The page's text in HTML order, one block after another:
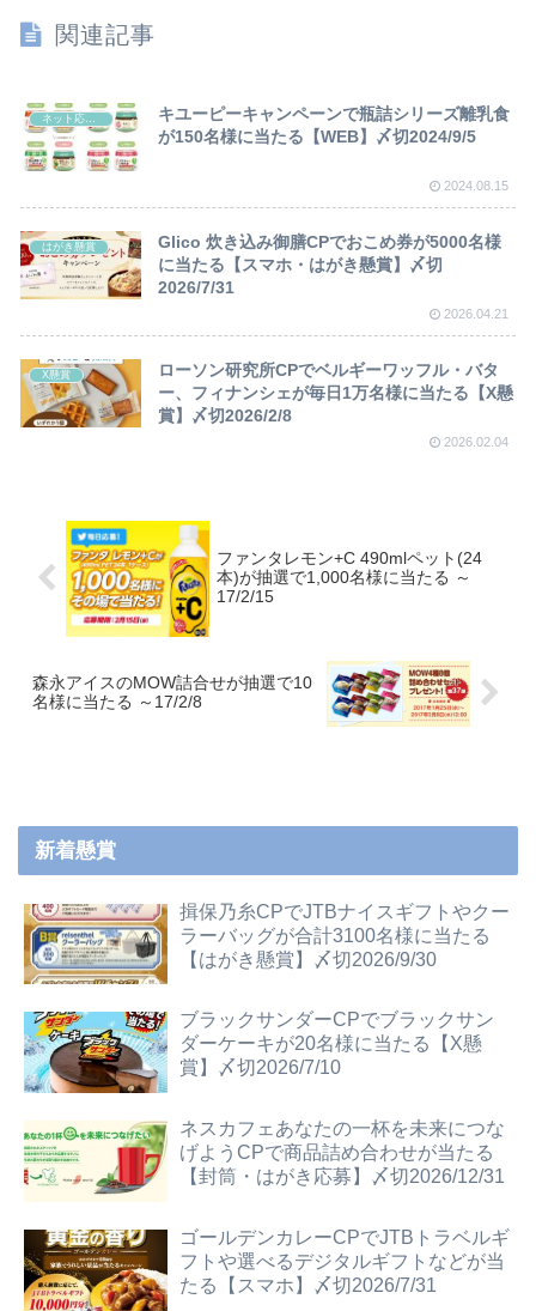
関連記事
ネット応募懸賞
キユーピーキャンペーンで瓶詰シリーズ離乳食
が150名様に当たる【WEB】〆切2024/9/5
2024.08.15
はがき懸賞
Glico 炊き込み御膳CPでおこめ券が5000名様
に当たる【スマホ・はがき懸賞】〆切
2026/7/31
2026.04.21
X懸賞
ローソン研究所CPでベルギーワッフル・バタ
ー、フィナンシェが毎日1万名様に当たる【X懸
賞】〆切2026/2/8
2026.02.04
ファンタレモン+C 490mlペット(24
本)が抽選で1,000名様に当たる ～
17/2/15
森永アイスのMOW詰合せが抽選で10
名様に当たる ～17/2/8
新着懸賞
揖保乃糸CPでJTBナイスギフトやクー
ラーバッグが合計3100名様に当たる
【はがき懸賞】〆切2026/9/30
ブラックサンダーCPでブラックサン
ダーケーキが20名様に当たる【X懸
賞】〆切2026/7/10
ネスカフェあなたの一杯を未来につな
げようCPで商品詰め合わせが当たる
【封筒・はがき応募】〆切2026/12/31
ゴールデンカレーCPでJTBトラベルギ
フトや選べるデジタルギフトなどが当
たる【スマホ】〆切2026/7/31